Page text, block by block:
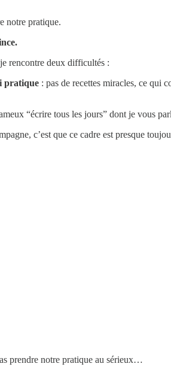
notre pratique.
rencontre deux difficultés :
pratique : pas de recettes miracles, ce qui
“écrire tous les jours” dont je vous
c’est que ce cadre est presque
prendre notre pratique au sérieux…